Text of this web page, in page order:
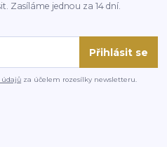
Zasíláme jednou za 14 dní.
Přihlásit se
údajů za účelem rozesílky newsletteru.